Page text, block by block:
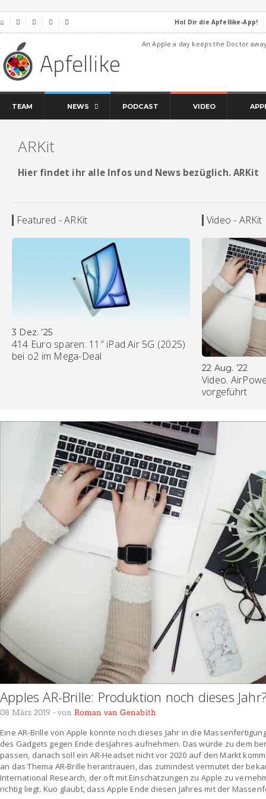
⌂     Hol Dir die Apfellike-App!
An Apple a day keeps the Doctor
TEAM NEWS PODCAST VIDEO
ARKit
Hier findet ihr alle Infos und News bezüglich. ARKit
Featured - ARKit
3 Dez. ’25
414 Euro sparen: 11″ iPad Air 5G (2025)
bei o2 im Mega-Deal
Video - ARKit
22 Aug. ’22
Video.
vorgeführt
Apples AR-Brille: Produktion noch dieses
08 März 2019 - von Roman van Genabith
Eine AR-Brille von Apple könnte noch dieses Jahr in die
des Gadgets gegen Ende desJahres aufnehmen. Das würde zu dem
passen, danach soll ein AR-Headset nicht vor 2020 auf den Markt
an das Thema AR-Brille herantrauen, das zumindest vermutet der
International Research, der oft mit Einschätzungen zu Apple zu
richtig liegt. Kuo glaubt, dass Apple Ende diesen Jahres mit der